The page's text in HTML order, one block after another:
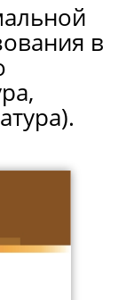
в